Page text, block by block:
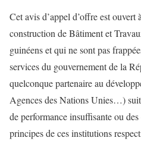
Cet avis d’appel d’offre est ouvert
construction de Bâtiment et
guinéens et qui ne sont pas
services du gouvernement de la
quelconque partenaire au
Agences des Nations Unies…)
de performance insuffisante ou
principes de ces institutions